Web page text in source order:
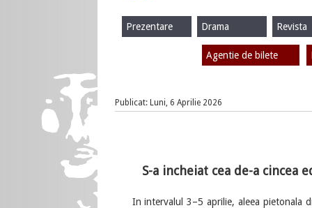
Revista
Drama
Prezentare
Agentie de bilete
Publicat: Luni, 6 Aprilie 2026
S-a incheiat cea de-a cincea
In intervalul 3–5 aprilie, aleea pietonala